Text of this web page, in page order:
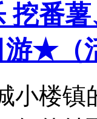
番薯
游★（
小楼镇